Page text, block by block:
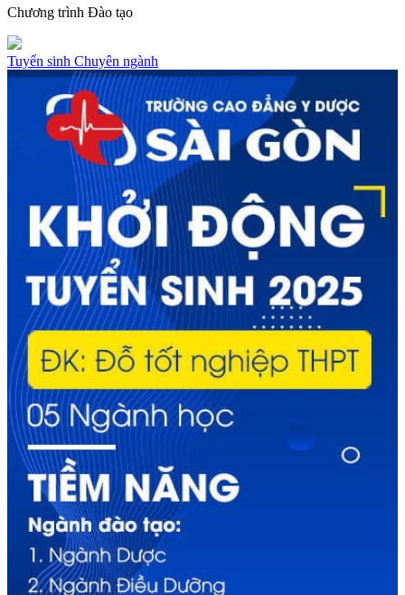
Chương trình Đào tạo
Tuyển sinh Chuyên ngành